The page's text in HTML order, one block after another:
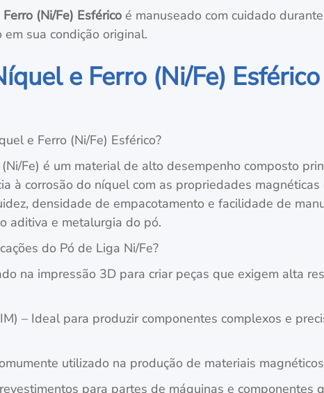
(Ni/Fe) Esférico é manuseado com cuidado
sua condição original.
e Ferro (Ni/Fe)
e Ferro (Ni/Fe) Esférico?
Fe) é um material de alto desempenho composto
à corrosão do níquel com as propriedades
densidade de empacotamento e facilidade de
aditiva e metalurgia do pó.
do Pó de Liga Ni/Fe?
na impressão 3D para criar peças que exigem alta
– Ideal para produzir componentes complexos e
utilizado na produção de materiais
para partes de máquinas e componentes